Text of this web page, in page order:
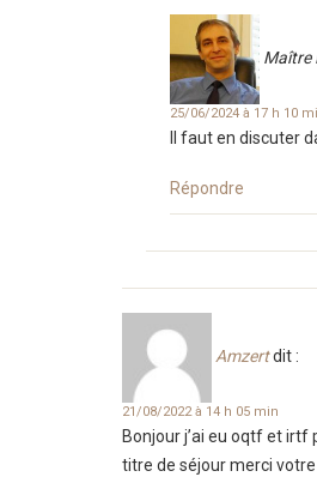
Maître
25/06/2024 à 17 h 10
Il faut en discuter
Répondre
Amzertdit :
21/08/2022 à 14 h 05 min
Bonjour j’ai eu oqtf et irtf
titre de séjour merci